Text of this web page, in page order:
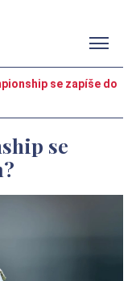
se zapíše do
se